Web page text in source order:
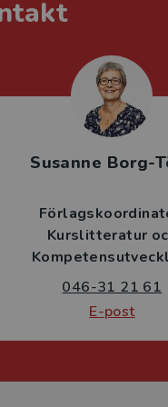
Susanne Borg-
Kurslitteratur
046-31 21 61
E-post